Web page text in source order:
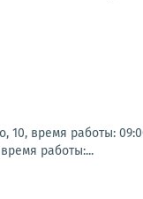
10, время работы:
работы:...